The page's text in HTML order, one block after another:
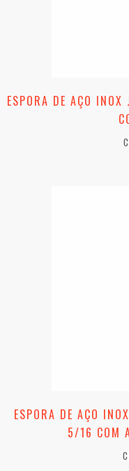
ESPORA DE AÇO
ESPORA DE AÇO
5/16 COM